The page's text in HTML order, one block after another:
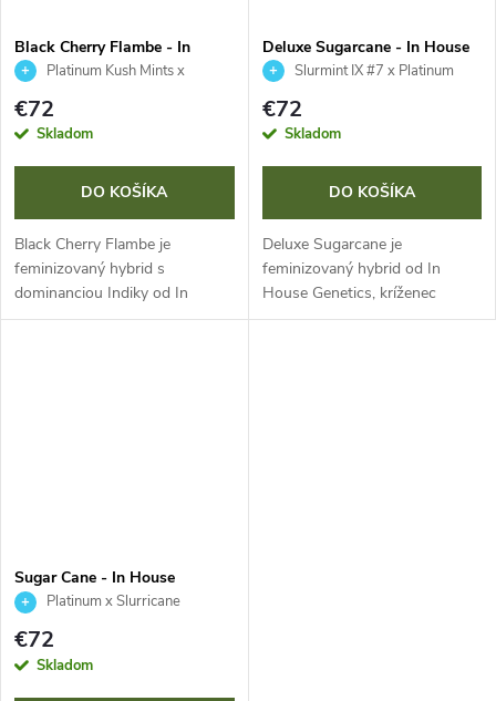
Black Cherry Flambe - In
House Genetics 3 ks
Platinum Kush Mints x
Slurricane #7
€72
Skladom
DO KOŠÍKA
Black Cherry Flambe je
feminizovaný hybrid s
dominanciou Indiky od In
House Genetics. Kombinácia
Deluxe Sugarcane - In House
Genetics 3 ks
Slurmint IX #7 x Platinum
€72
Skladom
DO KOŠÍKA
Deluxe Sugarcane je
feminizovaný hybrid od In
House Genetics, kríženec
Slurmint IX #7 a Platinum.
Sugar Cane - In House
Genetics 3 ks
Platinum x Slurricane
€72
Skladom